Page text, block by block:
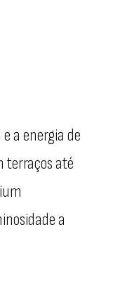
a energia de
terraços até
a